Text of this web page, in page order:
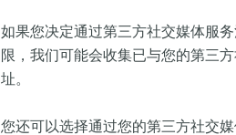
如果您决定通过第三方社交媒体服
限，我们可能会收集已与您的第三
址。
您还可以选择通过您的第三方社交